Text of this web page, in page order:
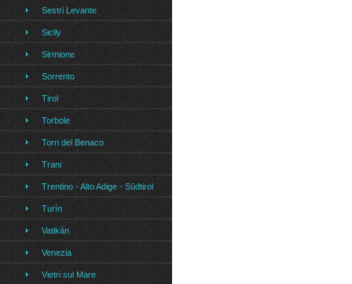
Sestri Levante
Sicily
Sirmione
Sorrento
Tirol
Torbole
Torri del Benaco
Trani
Trentino - Alto Adige - Südtirol
Turín
Vatikán
Venezia
Vietri sul Mare